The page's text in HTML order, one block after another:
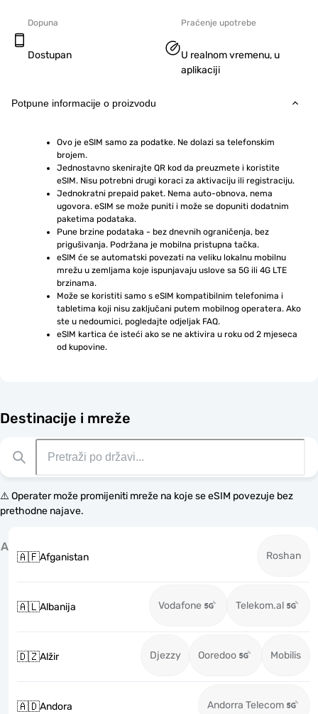
Dopuna
Dostupan
Praćenje upotrebe
U realnom vremenu, u
aplikaciji
Potpune informacije o proizvodu
Ovo je eSIM samo za podatke. Ne dolazi sa telefonskim
brojem.
Jednostavno skenirajte QR kod da preuzmete i koristite
eSIM. Nisu potrebni drugi koraci za aktivaciju ili registraciju.
Jednokratni prepaid paket. Nema auto-obnova, nema
ugovora. eSIM se može puniti i može se dopuniti dodatnim
paketima podataka.
Pune brzine podataka - bez dnevnih ograničenja, bez
prigušivanja. Podržana je mobilna pristupna tačka.
eSIM će se automatski povezati na veliku lokalnu mobilnu
mrežu u zemljama koje ispunjavaju uslove sa 5G ili 4G LTE
brzinama.
Može se koristiti samo s eSIM kompatibilnim telefonima i
tabletima koji nisu zaključani putem mobilnog operatera. Ako
ste u nedoumici, pogledajte odjeljak FAQ.
eSIM kartica će isteći ako se ne aktivira u roku od 2 mjeseca
od kupovine.
Destinacije i mreže
⚠️ Operater može promijeniti mreže na koje se eSIM povezuje bez
prethodne najave.
A
🇦🇫Afganistan Roshan
🇦🇱Albanija Vodafone Telekom.al
🇩🇿Alžir Djezzy Ooredoo Mobilis
🇦🇩Andora Andorra Telecom